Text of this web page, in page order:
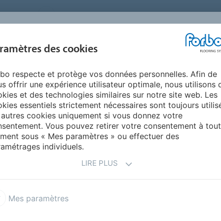
FRANCE
BLOG &
REALISATIONS
FAQ AIDE
et inspirations sol
primordiale pour unedécoration d’intérieur
simples suffisent parfois à accéder à un résultat d’une
et des
des cookies
respecte et protège vos données personnelles. Afin de
offrir une expérience utilisateur optimale, nous utilisons
et des technologies similaires sur notre site web. Les
essentiels strictement nécessaires sont toujours
cookies uniquement si vous donnez votre
Vous pouvez retirer votre consentement à tout
sous « Mes paramètres » ou effectuer des
individuels.
LIRE PLUS
Mes paramètres